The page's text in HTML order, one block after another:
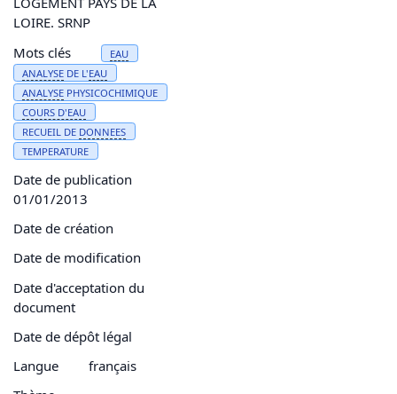
LOIRE. SRNP
Mots clés
EAU
ANALYSE DE L'EAU
ANALYSE PHYSICOCHIMIQUE
COURS D'EAU
RECUEIL DE DONNEES
TEMPERATURE
Date de publication
01/01/2013
Date de création
Date de modification
Date d'acceptation du
document
Date de dépôt légal
Langue
français